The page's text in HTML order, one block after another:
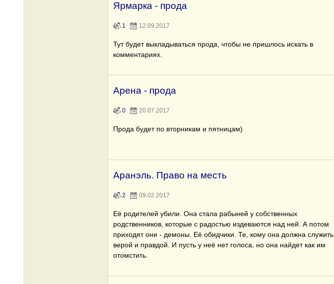
Ярмарка - прода
1 12.09.2017
Тут будет выкладываться прода, чтобы не пришлось искать в
комментариях.
Арена - прода
0 20.07.2017
Прода будет по вторникам и пятницам)
Аранэль. Право на месть
2 09.02.2017
Её родителей убили. Она стала рабыней у собственных
родственников, которые с радостью издеваются над ней. А потом
приходят они - демоны. Её обидчики. Те, кому она должна служить
верой и правдой. И пусть у неё нет голоса, но она найдет как им
отомстить.